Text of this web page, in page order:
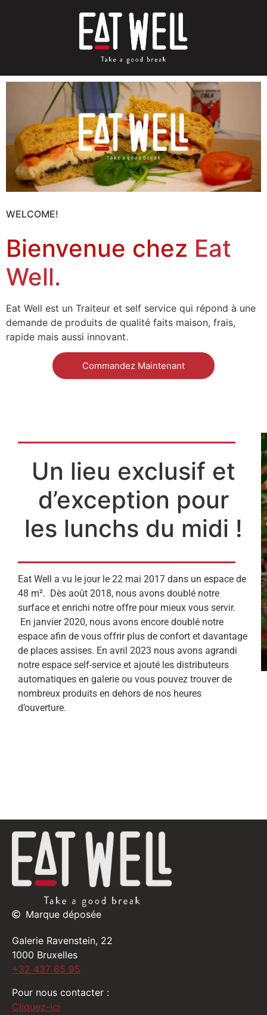
WELCOME!
Bienvenue chez Eat
Well.
Eat Well est un Traiteur et self service qui répond à une
demande de produits de qualité faits maison, frais,
rapide mais aussi innovant.
Commandez Maintenant
Un lieu exclusif et
d’exception pour
les lunchs du midi !
Eat Well a vu le jour le 22 mai 2017 dans un espace de
48 m². Dès août 2018, nous avons doublé notre
surface et enrichi notre offre pour mieux vous servir.
En janvier 2020, nous avons encore doublé notre
espace afin de vous offrir plus de confort et davantage
de places assises. En avril 2023 nous avons agrandi
notre espace self-service et ajouté les distributeurs
automatiques en galerie ou vous pouvez trouver de
nombreux produits en dehors de nos heures
d’ouverture.
Marque déposée
Galerie Ravenstein, 22
1000 Bruxelles
+32 437 65 95
Pour nous contacter :
Cliquez-ici